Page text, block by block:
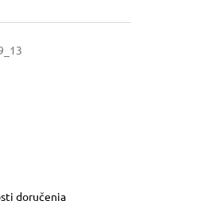
doručenia